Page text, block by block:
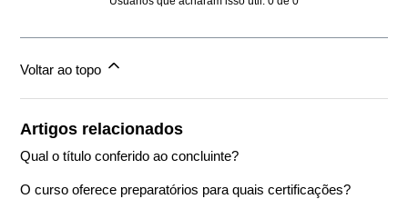
Voltar ao topo
Artigos relacionados
Qual o título conferido ao concluinte?
O curso oferece preparatórios para quais certificações?